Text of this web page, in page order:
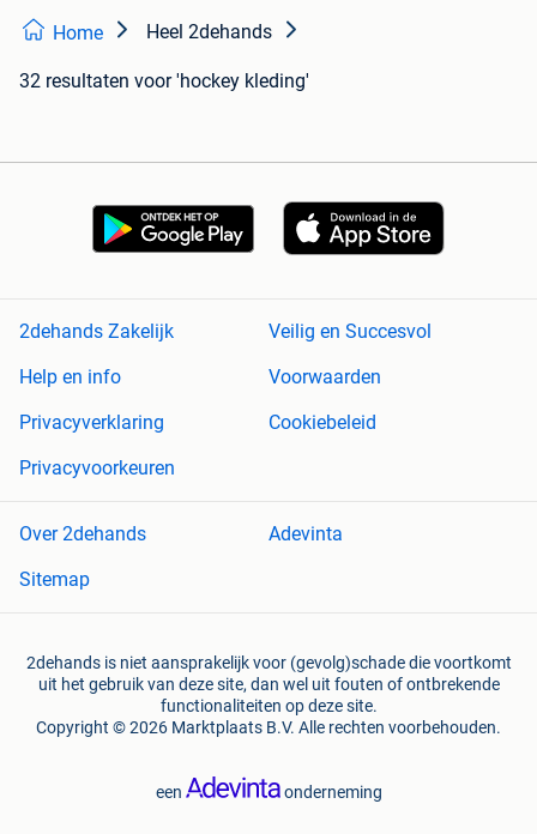
Home Heel 2dehands
32 resultaten voor 'hockey kleding'
2dehands Zakelijk
Veilig en Succesvol
Help en info
Voorwaarden
Privacyverklaring
Cookiebeleid
Privacyvoorkeuren
Over 2dehands
Adevinta
Sitemap
2dehands is niet aansprakelijk voor (gevolg)schade die voortkomt
uit het gebruik van deze site, dan wel uit fouten of ontbrekende
functionaliteiten op deze site.
Copyright © 2026 Marktplaats B.V. Alle rechten voorbehouden.
een onderneming